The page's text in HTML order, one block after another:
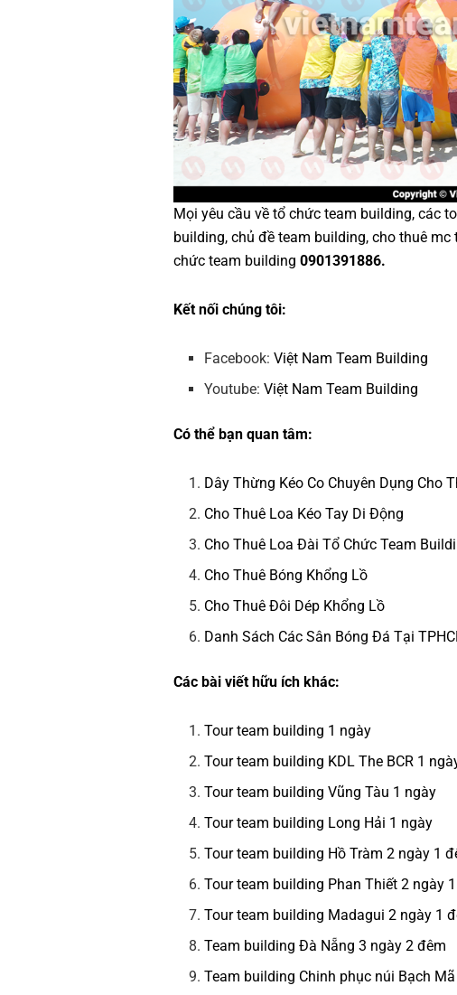
Mọi yêu cầu về tổ chức team building, các
building, chủ đề team building, cho thuê mc
chức team building 0901391886.
Kết nối chúng tôi:
Facebook:Việt Nam Team Building
Youtube:Việt Nam Team Building
Có thể bạn quan tâm:
Dây Thừng Kéo Co Chuyên Dụng Cho
Cho Thuê Loa Kéo Tay Di Động
Cho Thuê Loa Đài Tổ Chức Team
Cho Thuê Bóng Khổng Lồ
Cho Thuê Đôi Dép Khổng Lồ
Danh Sách Các Sân Bóng Đá Tại
Các bài viết hữu ích khác:
Tour team building 1 ngày
Tour team building KDL The BCR 1
Tour team building Vũng Tàu 1 ngày
Tour team building Long Hải 1 ngày
Tour team building Hồ Tràm 2 ngày 1
Tour team building Phan Thiết 2 ngày
Tour team building Madagui 2 ngày 1
Team building Đà Nẵng 3 ngày 2 đêm
Team building Chinh phục núi Bạch Mã